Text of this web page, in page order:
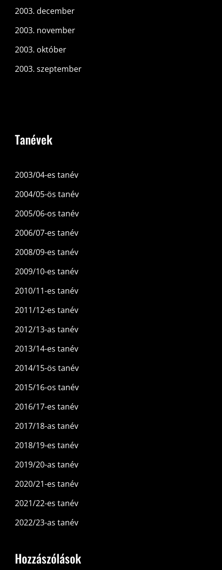
2003. december
2003. november
2003. október
2003. szeptember
Tanévek
2003/04-es tanév
2004/05-ös tanév
2005/06-os tanév
2006/07-es tanév
2008/09-es tanév
2009/10-es tanév
2010/11-es tanév
2011/12-es tanév
2012/13-as tanév
2013/14-es tanév
2014/15-ös tanév
2015/16-os tanév
2016/17-es tanév
2017/18-as tanév
2018/19-es tanév
2019/20-as tanév
2020/21-es tanév
2021/22-es tanév
2022/23-as tanév
Hozzászólások